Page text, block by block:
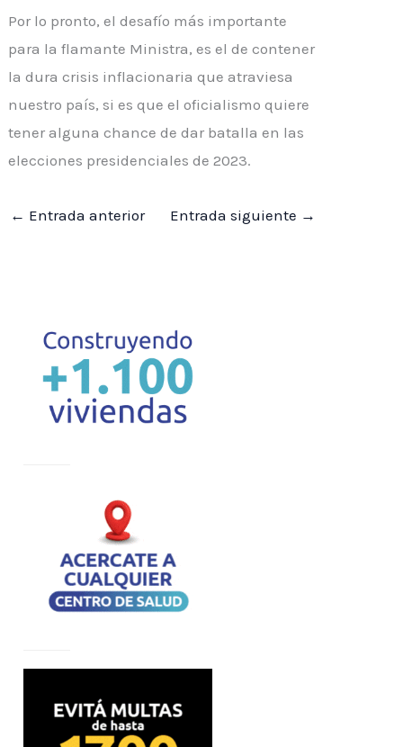
Por lo pronto, el desafío más importante
para la flamante Ministra, es el de contener
la dura crisis inflacionaria que atraviesa
nuestro país, si es que el oficialismo quiere
tener algunachance de dar batalla en las
elecciones presidenciales de 2023.
← Entrada anterior Entrada siguiente →